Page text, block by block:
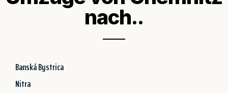
nach..
Banská Bystrica
Nitra